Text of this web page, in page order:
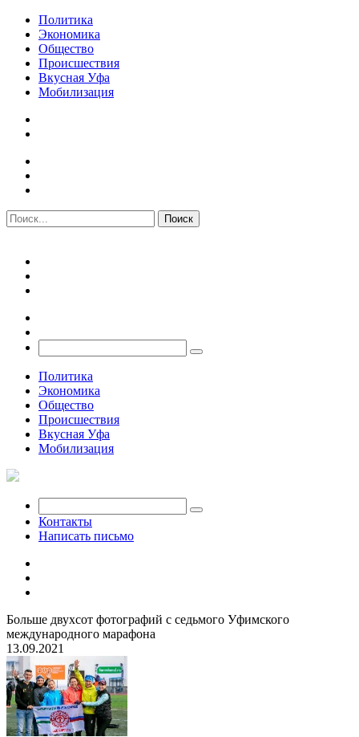
Политика
Экономика
Общество
Происшествия
Вкусная Уфа
Мобилизация
Политика
Экономика
Общество
Происшествия
Вкусная Уфа
Мобилизация
Контакты
Написать письмо
Больше двухсот фотографий с седьмого Уфимского
международного марафона
13.09.2021